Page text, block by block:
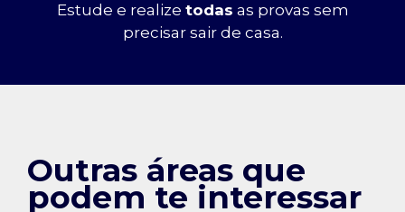
Estude e realize todas as provas sem
precisar sair de casa.
Outras áreas que
podem te interessar